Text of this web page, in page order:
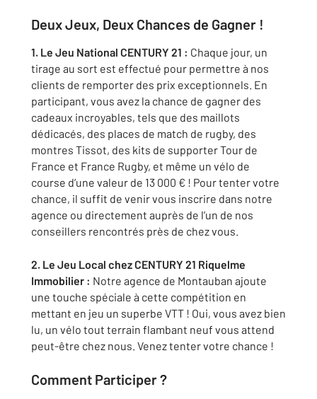
Deux Jeux, Deux Chances de Gagner !
1. Le Jeu National CENTURY 21 : Chaque jour, un
tirage au sort est effectué pour permettre à nos
clients de remporter des prix exceptionnels. En
participant, vous avez la chance de gagner des
cadeaux incroyables, tels que des maillots
dédicacés, des places de match de rugby, des
montres Tissot, des kits de supporter Tour de
France et France Rugby, et même un vélo de
course d’une valeur de 13 000 € ! Pour tenter votre
chance, il suffit de venir vous inscrire dans notre
agence ou directement auprès de l’un de nos
conseillers rencontrés près de chez vous.
2. Le Jeu Local chez CENTURY 21 Riquelme
Immobilier : Notre agence de Montauban ajoute
une touche spéciale à cette compétition en
mettant en jeu un superbe VTT ! Oui, vous avez bien
lu, un vélo tout terrain flambant neuf vous attend
peut-être chez nous. Venez tenter votre chance !
Comment Participer ?